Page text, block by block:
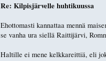
Re: Kilpisjärvelle huhtikuussa
Ehottomasti kannattaa mennä
se vanha ura siellä Raittijärvi,
Haltille ei mene kelkkareittiä, eli